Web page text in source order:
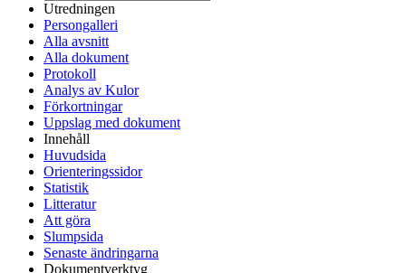
Utredningen
Persongalleri
Alla avsnitt
Alla dokument
Protokoll
Analys av Kulor
Förkortningar
Uppslag med dokument
Innehåll
Huvudsida
Orienteringssidor
Statistik
Litteratur
Att göra
Slumpsida
Senaste ändringarna
Dokumentverktyg